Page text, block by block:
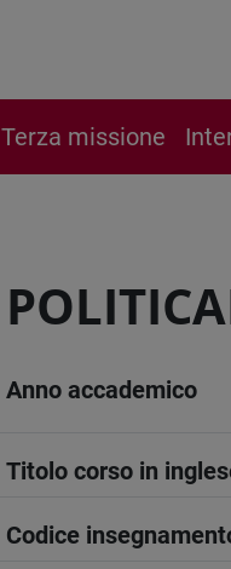
Terza missione
Anno accademico
Titolo corso in
Codice